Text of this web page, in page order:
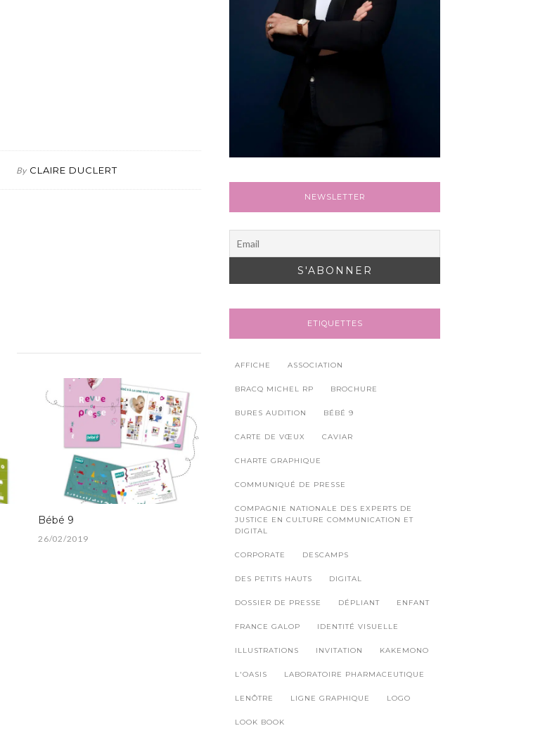
By CLAIRE DUCLERT
Bébé 9
26/02/2019
NEWSLETTER
ETIQUETTES
AFFICHE ASSOCIATION
BRACQ MICHEL RP BROCHURE
BURES AUDITION BÉBÉ 9
CARTE DE VŒUX CAVIAR
CHARTE GRAPHIQUE
COMMUNIQUÉ DE PRESSE
COMPAGNIE NATIONALE DES EXPERTS DE
JUSTICE EN CULTURE COMMUNICATION ET
DIGITAL
CORPORATE DESCAMPS
DES PETITS HAUTS DIGITAL
DOSSIER DE PRESSE DÉPLIANT ENFANT
FRANCE GALOP IDENTITÉ VISUELLE
ILLUSTRATIONS INVITATION KAKEMONO
L'OASIS LABORATOIRE PHARMACEUTIQUE
LENÔTRE LIGNE GRAPHIQUE LOGO
LOOK BOOK